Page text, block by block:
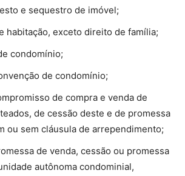
e sequestro de imóvel;
habitação, exceto direito de família;
condomínio;
de condomínio;
de compra e venda de
de cessão deste e de promessa
ou sem cláusula de arrependimento;
de venda, cessão ou promessa
autônoma condominial,